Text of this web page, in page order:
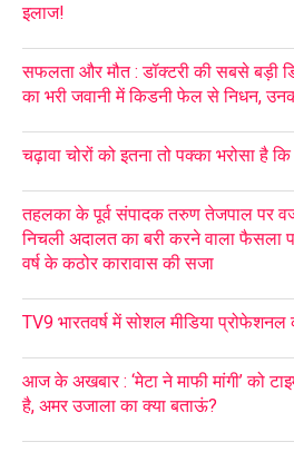
इलाज!
सफलता और मौत : डॉक्टरी की सबसे बड़ी
का भरी जवानी में किडनी फेल से निधन,
चढ़ावा चोरों को इतना तो पक्का भरोसा है
तहलका के पूर्व संपादक तरुण तेजपाल पर
निचली अदालत का बरी करने वाला फैसला
वर्ष के कठोर कारावास की सजा
TV9 भारतवर्ष में सोशल मीडिया
आज के अखबार : ‘मेटा ने माफी मांगी’ को
है, अमर उजाला का क्या बताऊं?